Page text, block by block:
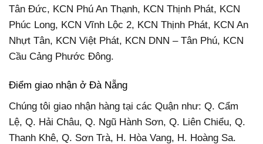
Tân Đức, KCN Phú An Thạnh, KCN Thịnh Phát, KCN
Phúc Long, KCN Vĩnh Lộc 2, KCN Thịnh Phát, KCN An
Nhựt Tân, KCN Việt Phát, KCN DNN – Tân Phú, KCN
Cầu Cảng Phước Đông.
Điểm giao nhận ở Đà Nẵng
Chúng tôi giao nhận hàng tại các Quận như: Q. Cẩm
Lệ, Q. Hải Châu, Q. Ngũ Hành Sơn, Q. Liên Chiểu, Q.
Thanh Khê, Q. Sơn Trà, H. Hòa Vang, H. Hoàng Sa.